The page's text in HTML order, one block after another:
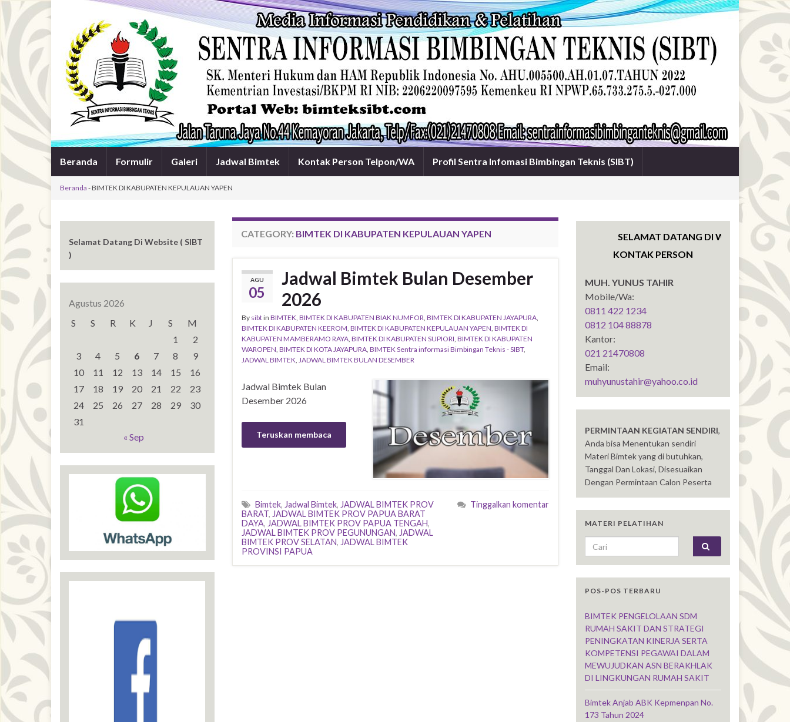
Beranda Formulir Galeri Jadwal Bimtek Kontak Person Telpon/WA Profil Sentra Infomasi Bimbingan Teknis (SIBT)
Beranda -BIMTEK DI KABUPATEN KEPULAUAN YAPEN
CATEGORY: BIMTEK DI KABUPATEN KEPULAUAN YAPEN
AGU
05
Jadwal Bimtek Bulan Desember
2026
By sibtin BIMTEK, BIMTEK DI KABUPATEN BIAK NUMFOR, BIMTEK DI KABUPATEN JAYAPURA,
BIMTEK DI KABUPATEN KEEROM, BIMTEK DI KABUPATEN KEPULAUAN YAPEN, BIMTEK DI
KABUPATEN MAMBERAMO RAYA, BIMTEK DI KABUPATEN SUPIORI, BIMTEK DI KABUPATEN
WAROPEN, BIMTEK DI KOTA JAYAPURA, BIMTEK Sentra informasi Bimbingan Teknis - SIBT,
JADWAL BIMTEK, JADWAL BIMTEK BULAN DESEMBER
Jadwal Bimtek Bulan
Desember 2026
Teruskan membaca
Bimtek, Jadwal Bimtek, JADWAL BIMTEK PROV
BARAT, JADWAL BIMTEK PROV PAPUA BARAT
DAYA, JADWAL BIMTEK PROV PAPUA TENGAH,
JADWAL BIMTEK PROV PEGUNUNGAN, JADWAL
BIMTEK PROV SELATAN, JADWAL BIMTEK
PROVINSI PAPUA
Tinggalkan komentar
Selamat Datang Di Website ( SIBT
)
Agustus 2026
S
S R K J S
M
1
2
3
4 5 6 7 8
9
10
11 12 13 14 15
16
17
18 19 20 21 22
23
24
25 26 27 28 29
30
31
« Sep
SELAMAT DATANG DI WEBSITE SENTRA
KONTAK PERSON
MUH. YUNUS TAHIR
Mobile/Wa:
0811 422 1234
0812 104 88878
Kantor:
021 21470808
Email:
muhyunustahir@yahoo.co.id
PERMINTAAN KEGIATAN SENDIRI,
Anda bisa Menentukan sendiri
Materi Bimtek yang di butuhkan,
Tanggal Dan Lokasi, Disesuaikan
Dengan Permintaan Calon Peserta
MATERI PELATIHAN
Search for:
POS-POS TERBARU
BIMTEK PENGELOLAAN SDM
RUMAH SAKIT DAN STRATEGI
PENINGKATAN KINERJA SERTA
KOMPETENSI PEGAWAI DALAM
MEWUJUDKAN ASN BERAKHLAK
DI LINGKUNGAN RUMAH SAKIT
Bimtek Anjab ABK Kepmenpan No.
173 Tahun 2024